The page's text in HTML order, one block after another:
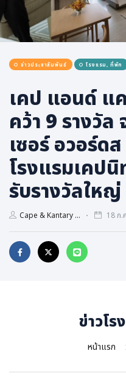
ศาสนา
การเมือง
ธุรกิจ, สังคม
เศรษฐกิจ, การเงิน
การเกษตร
พลังงาน, สิ่งแวดล้อม
ยานยนต์
ขนส่ง
การงาน, อาชีพ
กิจกรรม
อบรมสัมมนา
เอเชีย
ข่าวประชาสัมพันธ์ โรงแรม, ที่พัก
เคป แอนด์ แ
คว้า 9 รางวัล
เซอร์ อวอร์ด
โรงแรมเคป
รับรางวัลให
Cape & Kantary ... 18 ก.
ข่าวโ
หน้าแรก